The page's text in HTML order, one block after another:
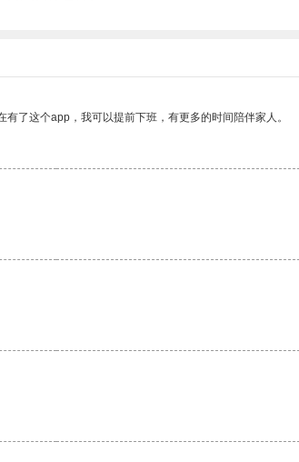
了这个app，我可以提前下班，有更多的时间陪伴家人。